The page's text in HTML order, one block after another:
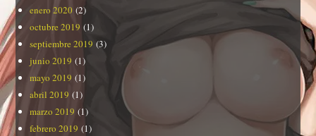
enero 2020 (2)
octubre 2019 (1)
septiembre 2019 (3)
junio 2019 (1)
mayo 2019 (1)
abril 2019 (1)
marzo 2019 (1)
febrero 2019 (1)